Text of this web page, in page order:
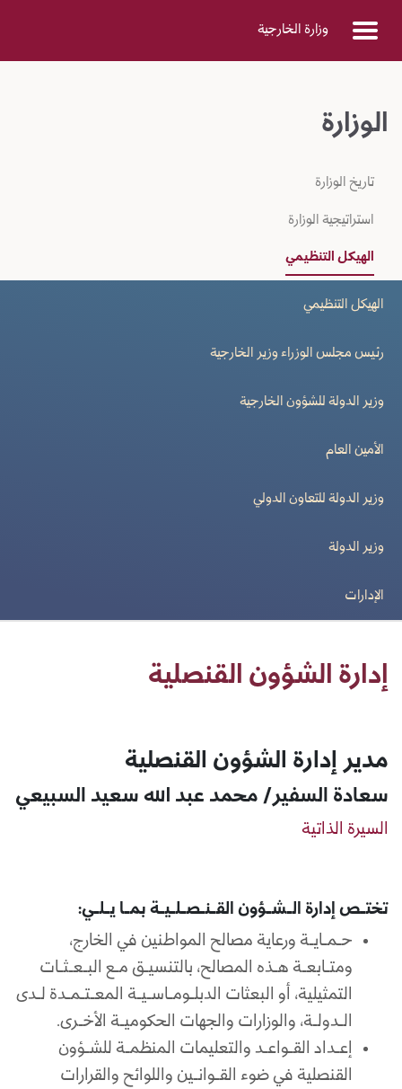
Skip to Main Contentوزارة الخارجية
الوزارة
تاريخ الوزارة
استراتيجية الوزارة
الهيكل التنظيمي
الهيكل التنظيمي
رئيس مجلس الوزراء وزير الخارجية
وزير الدولة للشؤون الخارجية
الأمين العام
وزير الدولة للتعاون الدولي
وزير الدولة
الإدارات
إدارة الشؤون القنصلية
مدير إدارة الشؤون القنصلية
سعادة السفير/ محمد عبد الله سعيد السبيعي
السيرة الذاتية
تختـص إدارة الـشـؤون القـنـصـلـيـة بمـا يـلـي:
حـمـايـة ورعاية مصالح المواطنين في الخارج،
ومتـابعـة هـذه المصالح، بالتنسيـق مـع البـعـثـات
التمثيلية، أو البعثات الدبلـومـاسـيـة المعـتـمـدة لـدى
الـدولـة، والوزارات والجهات الحكوميـة الأخـرى.
إعـداد القـواعـد والتعليمات المنظمـة للشـؤون
القنصلية في ضوء القـوانـين واللوائح والقرارات